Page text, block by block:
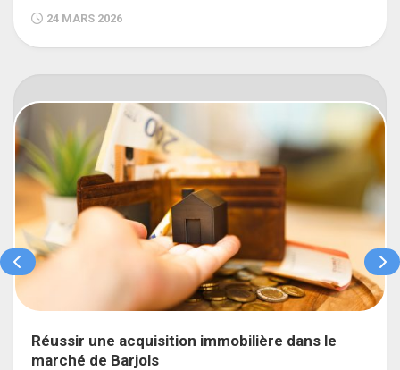
24 MARS 2026
Réussir une acquisition immobilière dans le
marché de Barjols